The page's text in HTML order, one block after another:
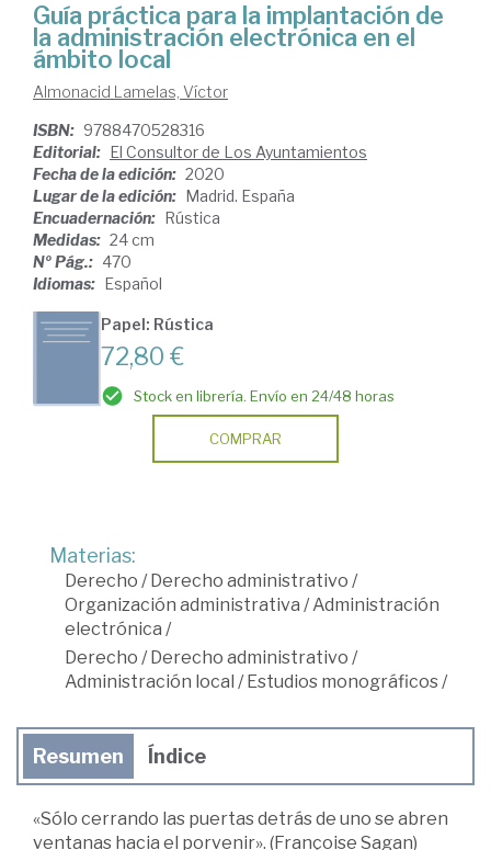
Guía práctica para la implantación de
la administración electrónica en el
ámbito local
Almonacid Lamelas, Víctor
ISBN: 9788470528316
Editorial:
El Consultor de Los Ayuntamientos
Fecha de la edición: 2020
Lugar de la edición:
Madrid. España
Encuadernación:
Rústica
Medidas: 24 cm
Nº Pág.: 470
Idiomas:
Español
Papel: Rústica
72,80 €
Stock en librería. Envío en 24/48 horas
COMPRAR
Materias:
Derecho / Derecho administrativo /
Organización administrativa /Administración
electrónica /
Derecho / Derecho administrativo /
Administración local / Estudios monográficos/
Resumen Índice
«Sólo cerrando las puertas detrás de uno se abren
ventanas hacia el porvenir». (Françoise Sagan)